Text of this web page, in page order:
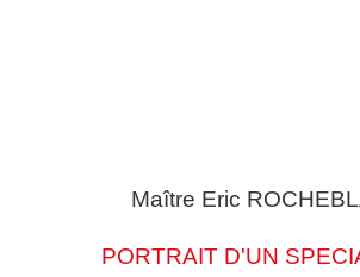
Maître Eric
PORTRAIT D'UN